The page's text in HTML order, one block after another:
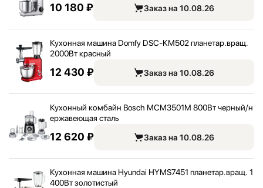
10 180 ₽ Заказ на 10.08.26
Кухонная машина Domfy DSC-KM502 планетар.вращ.
2000Вт красный
12 430 ₽ Заказ на 10.08.26
Кухонный комбайн Bosch MCM3501M 800Вт черный/н
ержавеющая сталь
12 620 ₽ Заказ на 10.08.26
Кухонная машина Hyundai HYMS7451 планетар.вращ. 1
400Вт золотистый